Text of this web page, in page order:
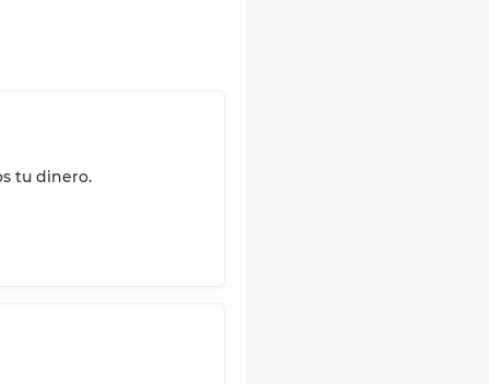
tu dinero.